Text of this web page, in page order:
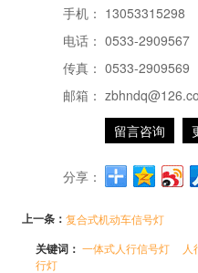
手机： 13053315298
电话： 0533-2909567
传真： 0533-2909569
邮箱：
留言咨询
分享：
上一条：复合式机动车信号灯
关键词：一体式人行信号灯
行灯